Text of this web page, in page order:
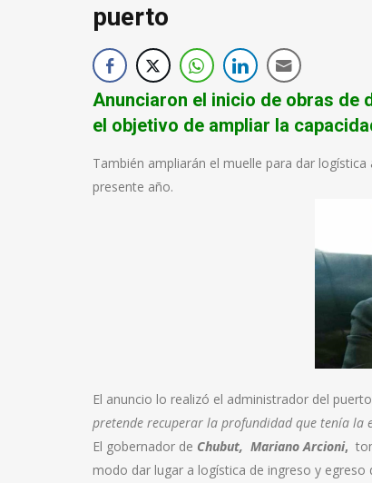
puerto
Anunciaron el inicio de obras de
el objetivo de ampliar la
También ampliarán el muelle para dar
presente año.
El anuncio lo realizó el administrador del
pretende recuperar la profundidad que tenía la
El gobernador de Chubut, Mariano Arcioni,
modo dar lugar a logística de ingreso y